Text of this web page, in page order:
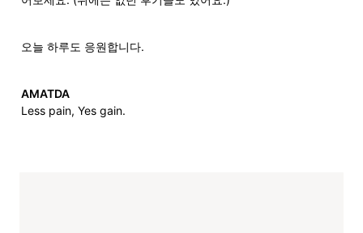
오늘 하루도 응원합니다.
AMATDA
Less pain, Yes gain.